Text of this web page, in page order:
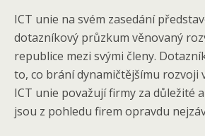
ICT unie na svém zasedání
dotazníkový průzkum věnovaný
republice mezi svými členy.
to, co brání dynamičtějšímu rozvoji
ICT unie považují firmy za důležité
jsou z pohledu firem opravdu